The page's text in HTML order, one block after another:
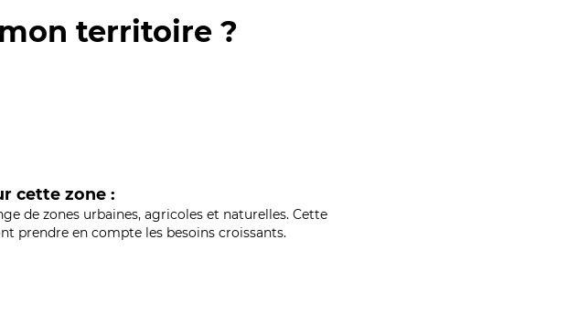
territoire ?
cette zone :
de zones urbaines, agricoles et naturelles. Cette
prendre en compte les besoins croissants.